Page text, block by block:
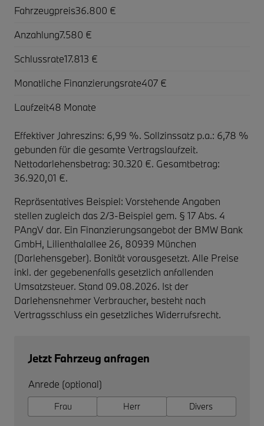
Fahrzeugpreis36.800 €
Anzahlung7.580 €
Schlussrate17.813 €
Monatliche Finanzierungsrate407 €
Laufzeit48 Monate
Effektiver Jahreszins: 6,99 %. Sollzinssatz p.a.: 6,78 %
gebunden für die gesamte Vertragslaufzeit.
Nettodarlehensbetrag: 30.320 €. Gesamtbetrag:
36.920,01 €.
Repräsentatives Beispiel: Vorstehende Angaben
stellen zugleich das 2/3-Beispiel gem. § 17 Abs. 4
PAngV dar. Ein Finanzierungsangebot der BMW Bank
GmbH, Lilienthalallee 26, 80939 München
(Darlehensgeber). Bonität vorausgesetzt. Alle Preise
inkl. der gegebenenfalls gesetzlich anfallenden
Umsatzsteuer. Stand 09.08.2026. Ist der
Darlehensnehmer Verbraucher, besteht nach
Vertragsschluss ein gesetzliches Widerrufsrecht.
Jetzt Fahrzeug anfragen
Anrede (optional)
Frau Herr Divers